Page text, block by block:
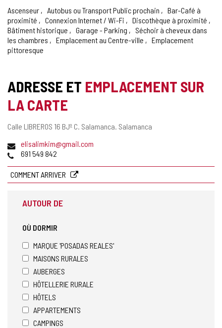
Ascenseur Autobus ou Transport Public prochain
Bar-Café à
proximité
Connexion Internet / Wi-Fi
Discothèque à proximité
Bâtiment historique
Garage - Parking
Séchoir à cheveux dans
les chambres
Emplacement au Centre-ville
Emplacement
pittoresque
ADRESSE ET EMPLACEMENT SUR
LA CARTE
Adresse
Calle LIBREROS 16 BJº C. Salamanca. Salamanca
Adresse
de
électronique
elisalimkim@gmail.com
Téléphones
691 549 842
COMMENT ARRIVER
AUTOUR DE
OÙ DORMIR
MARQUE 'POSADAS REALES'
MAISONS RURALES
AUBERGES
HÔTELLERIE RURALE
HÔTELS
APPARTEMENTS
CAMPINGS